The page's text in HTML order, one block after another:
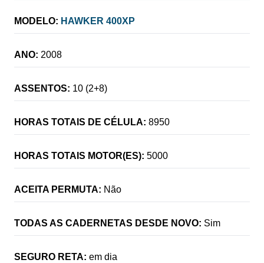
MODELO: HAWKER 400XP
ANO: 2008
ASSENTOS: 10 (2+8)
HORAS TOTAIS DE CÉLULA: 8950
HORAS TOTAIS MOTOR(ES): 5000
ACEITA PERMUTA: Não
TODAS AS CADERNETAS DESDE NOVO: Sim
SEGURO RETA: em dia